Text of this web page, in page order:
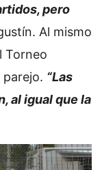
pero
Al mismo
Torneo
“Las
al igual que la